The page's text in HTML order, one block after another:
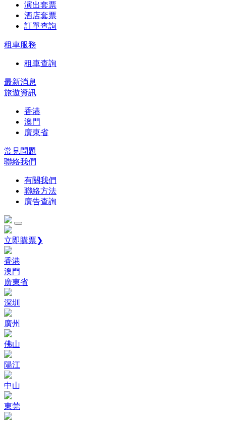
演出套票
酒店套票
訂單查詢
租車服務
租車查詢
最新消息
旅遊資訊
香港
澳門
廣東省
常見問題
聯絡我們
有關我們
聯絡方法
廣告查詢
立即購票❯
香港
澳門
廣東省
深圳
廣州
佛山
陽江
中山
東莞